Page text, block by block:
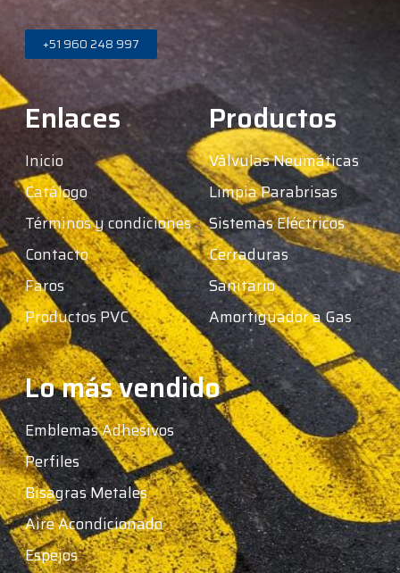
+51 960 248 997
Enlaces
Inicio
Catálogo
Términos y condiciones
Contacto
Faros
Productos PVC
Productos
Válvulas Neumáticas
Limpia Parabrisas
Sistemas Eléctricos
Cerraduras
Sanitario
Amortiguador a Gas
Lo más vendido
Emblemas Adhesivos
Perfiles
Bisagras Metales
Aire Acondicionado
Espejos